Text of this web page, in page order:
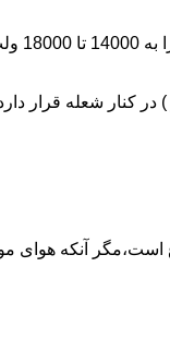
برد کنترل
شعله قرار
مسکونی و غیر مسکونی که مسحت آن ها